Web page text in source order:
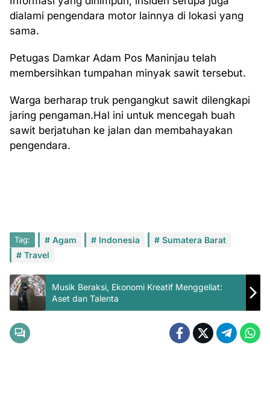
dialami pengendara motor lainnya di lokasi yang
sama.
Petugas Damkar Adam Pos Maninjau telah
membersihkan tumpahan minyak sawit tersebut.
Warga berharap truk pengangkut sawit dilengkapi
jaring pengaman.Hal ini untuk mencegah buah
sawit berjatuhan ke jalan dan membahayakan
pengendara.
Tag: Agam Indonesia
Sumatera Barat
Travel
Musik Beraksi, Ekonomi Kreatif Menggeliat:
Aset dan Talenta